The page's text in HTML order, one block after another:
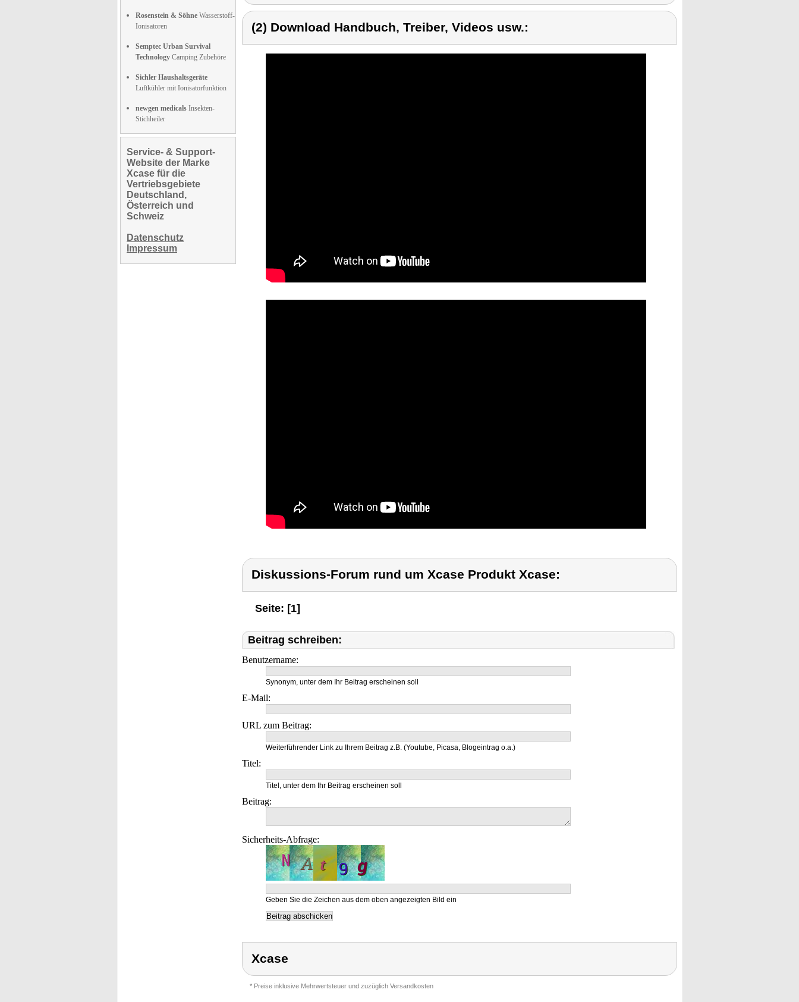
Rosenstein & Söhne Wasserstoff-
Ionisatoren
Semptec Urban Survival
Technology Camping Zubehöre
Sichler Haushaltsgeräte
Luftkühler mit Ionisatorfunktion
newgen medicals Insekten-
Stichheiler
Service- & Support-
Website der Marke
Xcase für die
Vertriebsgebiete
Deutschland,
Österreich und
Schweiz
Datenschutz
Impressum
(2) Download Handbuch, Treiber, Videos usw.:
Diskussions-Forum rund um Xcase Produkt Xcase:
Seite: [1]
Beitrag schreiben:
Benutzername:
Synonym, unter dem Ihr Beitrag erscheinen soll
E-Mail:
URL zum Beitrag:
Weiterführender Link zu Ihrem Beitrag z.B. (Youtube, Picasa, Blogeintrag o.a.)
Titel:
Titel, unter dem Ihr Beitrag erscheinen soll
Beitrag:
Sicherheits-Abfrage:
Geben Sie die Zeichen aus dem oben angezeigten Bild ein
Xcase
* Preise inklusive Mehrwertsteuer und zuzüglich Versandkosten